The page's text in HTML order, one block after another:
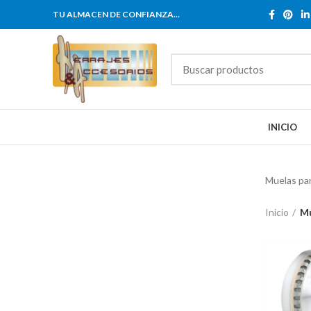
TU ALMACEN DE CONFIANZA...
INICIO
Muelas
Inicio